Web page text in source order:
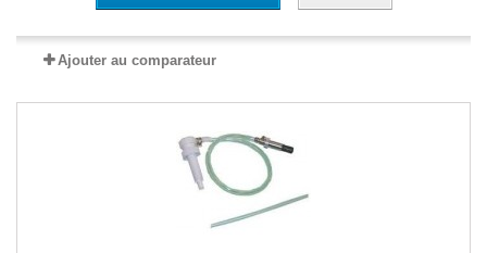
Ajouter au comparateur